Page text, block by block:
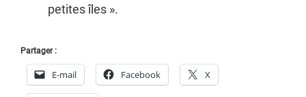
petites îles ».
Partager :
E-mail Facebook X